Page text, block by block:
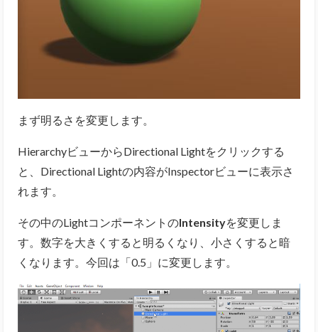
まず明るさを変更します。
HierarchyビューからDirectional Lightをクリックする
と、Directional Lightの内容がInspectorビューに表示さ
れます。
その中のLightコンポーネントのIntensityを変更しま
す。数字を大きくすると明るくなり、小さくすると暗
くなります。今回は「0.5」に変更します。